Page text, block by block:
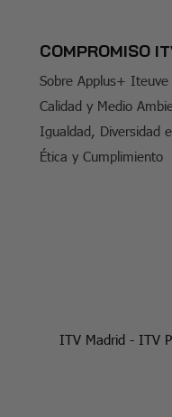
COMPROMISO
Sobre Applus+ Iteuve
Calidad y Medio
Igualdad, Diversidad
Ética y Cumplimiento
ITV Madrid- ITV